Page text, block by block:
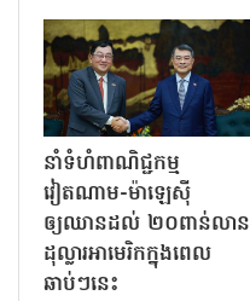
នាំទំហំពាណិជ្ជកម្ម
វៀតណាម-ម៉ាឡេស៊ី
ឲ្យឈានដល់ ២០ពាន់លាន
ដុល្លារអាមេរិកក្នុងពេល
ឆាប់ៗនេះ